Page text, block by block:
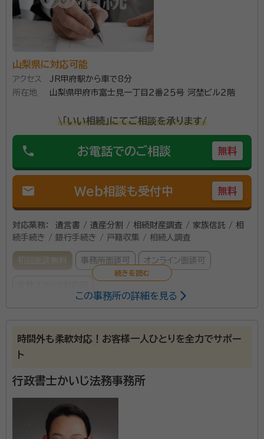
能です。 簡単シンプルなお手続から複雑なお手続きま
で、ぜひお声かけください。 財産の分割をまとめた遺産
分割協議書の作成はもちろん、遺言等、相続手続きに関
わることならすべて承ります。
行政書士
所属団体： 山梨県行政書士会
山梨県に対応可能
アクセス
JR甲府駅から車で8分
所在地
山梨県甲府市富士見一丁目２番２５号 河埜ビル２階
\「いい相続」にてご相談を承ります/
phone お電話でのご相談 無料
mail Web相談も受付中 無料
対応業務：
遺言書 / 遺産分割 / 相続財産調査 / 家族信託 / 相
続手続き / 銀行手続き / 戸籍収集 / 相続人調査
初回面談無料 事務所面談可 オンライン面談可
小林 寛子（こばやし ひろこ） 行政書士
資格等：
所属団体：山梨県行政書士会
この事務所の詳細を見る
時間外も柔軟対応！お客様一人ひとりを全力でサポー
ト
行政書士かいじ法務事務所